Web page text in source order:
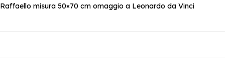
Raffaello misura 50×70 cm omaggio a Leonardo da Vinci